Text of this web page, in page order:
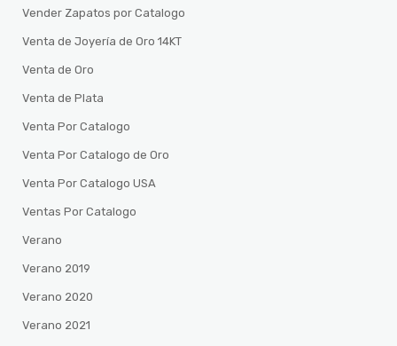
Vender Zapatos por Catalogo
Venta de Joyería de Oro 14KT
Venta de Oro
Venta de Plata
Venta Por Catalogo
Venta Por Catalogo de Oro
Venta Por Catalogo USA
Ventas Por Catalogo
Verano
Verano 2019
Verano 2020
Verano 2021